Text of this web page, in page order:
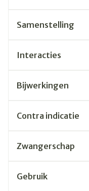
Samenstelling
Interacties
Bijwerkingen
Contra indicatie
Zwangerschap
Gebruik